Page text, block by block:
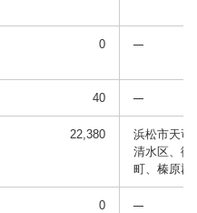
0
40
22,380
浜松市天竜
清水区、御
町、榛原郡
0